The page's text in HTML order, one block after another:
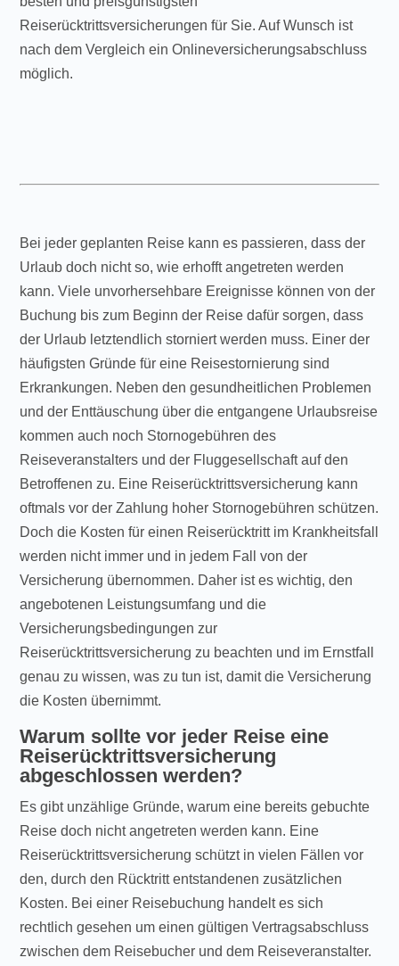
Reiserücktrittsversicherungen für Sie. Auf Wunsch ist
nach dem Vergleich ein Onlineversicherungsabschluss
möglich.
Bei jeder geplanten Reise kann es passieren, dass der
Urlaub doch nicht so, wie erhofft angetreten werden
kann. Viele unvorhersehbare Ereignisse können von der
Buchung bis zum Beginn der Reise dafür sorgen, dass
der Urlaub letztendlich storniert werden muss. Einer der
häufigsten Gründe für eine Reisestornierung sind
Erkrankungen. Neben den gesundheitlichen Problemen
und der Enttäuschung über die entgangene Urlaubsreise
kommen auch noch Stornogebühren des
Reiseveranstalters und der Fluggesellschaft auf den
Betroffenen zu. Eine Reiserücktrittsversicherung kann
oftmals vor der Zahlung hoher Stornogebühren schützen.
Doch die Kosten für einen Reiserücktritt im Krankheitsfall
werden nicht immer und in jedem Fall von der
Versicherung übernommen. Daher ist es wichtig, den
angebotenen Leistungsumfang und die
Versicherungsbedingungen zur
Reiserücktrittsversicherung zu beachten und im Ernstfall
genau zu wissen, was zu tun ist, damit die Versicherung
die Kosten übernimmt.
Warum sollte vor jeder Reise eine
Reiserücktrittsversicherung
abgeschlossen werden?
Es gibt unzählige Gründe, warum eine bereits gebuchte
Reise doch nicht angetreten werden kann. Eine
Reiserücktrittsversicherung schützt in vielen Fällen vor
den, durch den Rücktritt entstandenen zusätzlichen
Kosten. Bei einer Reisebuchung handelt es sich
rechtlich gesehen um einen gültigen Vertragsabschluss
zwischen dem Reisebucher und dem Reiseveranstalter.